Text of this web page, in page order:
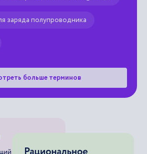
заряда полупроводника
больше терминов